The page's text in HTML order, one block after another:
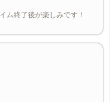
ム終了後が楽しみです！